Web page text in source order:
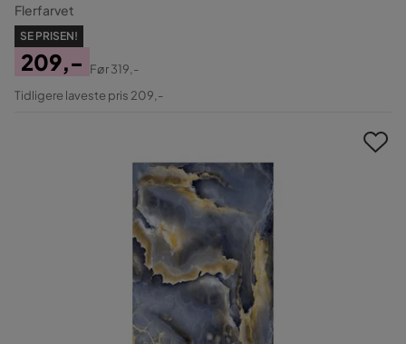
Flerfarvet
SE PRISEN!
Pris
209,-
Original
Før319,-
Tidligere laveste pris 209,-